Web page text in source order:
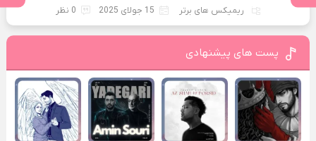
ریمیکس های برتر 15 جولای 2025 0 نظر
پست های پیشنهادی